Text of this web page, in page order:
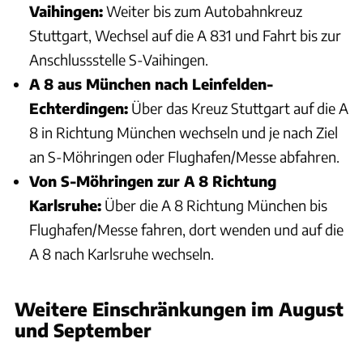
Vaihingen:Weiter bis zum Autobahnkreuz
Stuttgart, Wechsel auf die A 831 und Fahrt bis zur
Anschlussstelle S-Vaihingen.
A 8 aus München nach Leinfelden-
Echterdingen: Über das Kreuz Stuttgart auf die A
8 in Richtung München wechseln und je nach Ziel
an S-Möhringen oder Flughafen/Messe abfahren.
Von S-Möhringen zur A 8 Richtung
Karlsruhe: Über die A 8 Richtung München bis
Flughafen/Messe fahren, dort wenden und auf die
A 8 nach Karlsruhe wechseln.
Weitere Einschränkungen im August
und September